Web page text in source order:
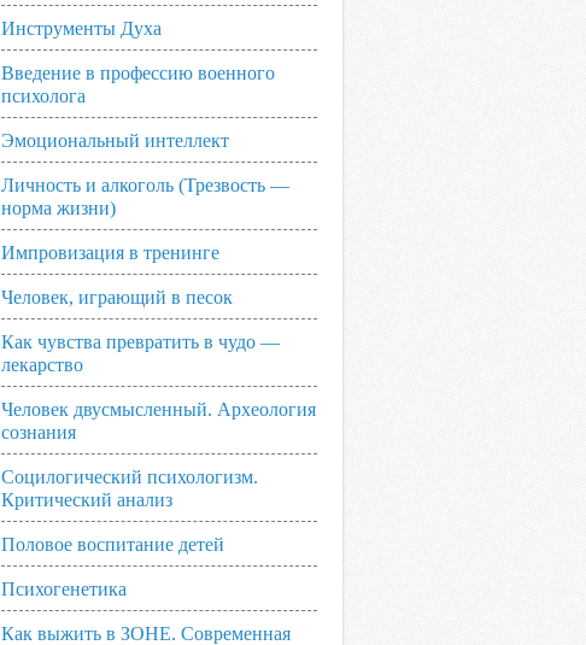
Инструменты Духа
Введение в профессию военного
психолога
Эмоциональный интеллект
Личность и алкоголь (Трезвость —
норма жизни)
Импровизация в тренинге
Человек, играющий в песок
Как чувства превратить в чудо —
лекарство
Человек двусмысленный. Археология
сознания
Социлогический психологизм.
Критический анализ
Половое воспитание детей
Психогенетика
Как выжить в ЗОНЕ. Современная